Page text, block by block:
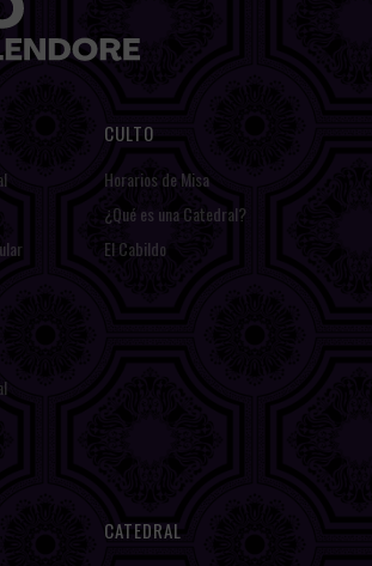
CULTO
Horarios de Misa
¿Qué es una Catedral?
El Cabildo
CATEDRAL